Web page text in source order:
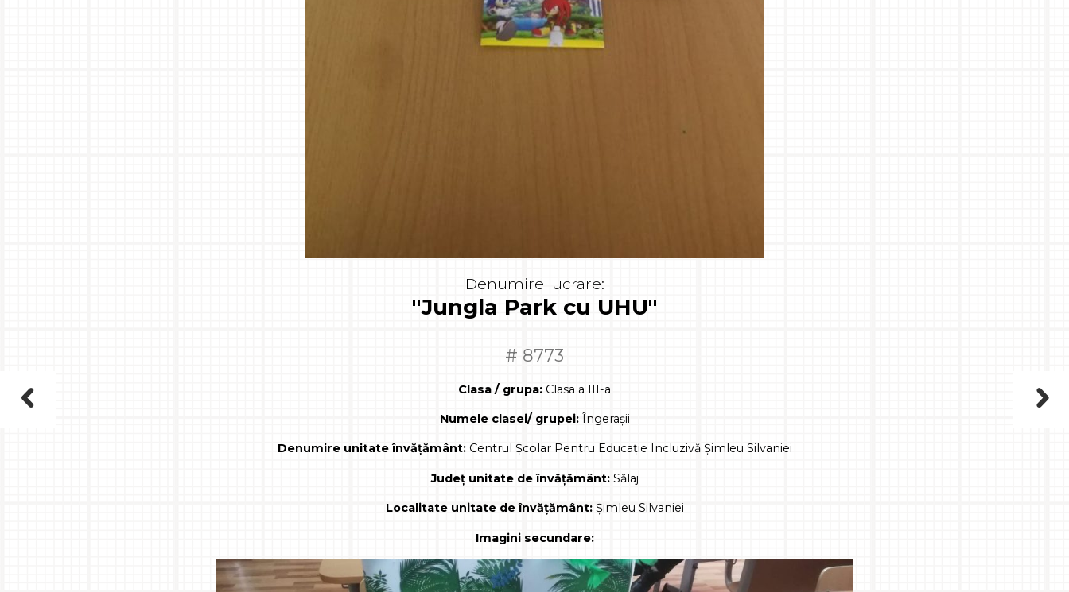
Denumire lucrare:
"Jungla Park cu UHU"
# 8773
Clasa / grupa: Clasa a III-a
Numele clasei/ grupei:Îngerașii
Denumire unitate învățământ:Centrul Școlar Pentru Educație Incluzivă Șimleu Silvaniei
Județ unitate de învățământ:Sălaj
Localitate unitate de învățământ:Șimleu Silvaniei
Imagini secundare: